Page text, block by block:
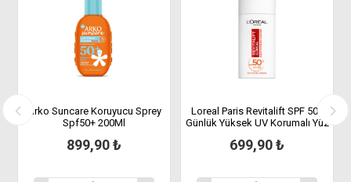
Arko Suncare Koruyucu Sprey
Spf50+ 200Ml
899,90 ₺
Loreal Paris Revitalift SPF 50+
Günlük Yüksek UV Korumalı Yüz
699,90 ₺